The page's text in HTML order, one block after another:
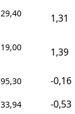
29,40 1,31
19,00 1,39
95,30 -0,16
33,94 -0,53